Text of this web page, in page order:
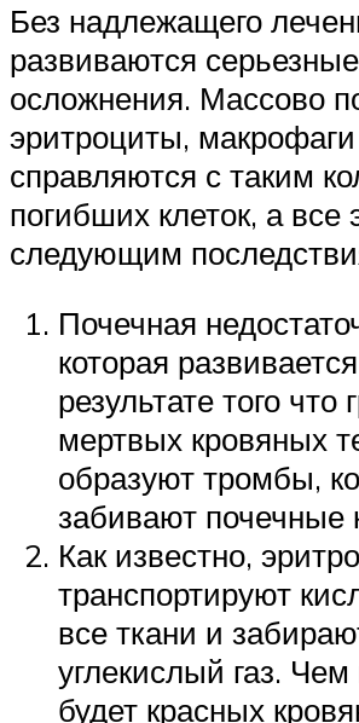
Без надлежащего
развиваются серьезные
осложнения. Массово
эритроциты,
справляются с таким
погибших клеток, а все
следующим
Почечная
которая
результате того что
мертвых кровяных
образуют тромбы,
забивают почечные
Как известно,
транспортируют
все ткани и
углекислый газ.
будет красных